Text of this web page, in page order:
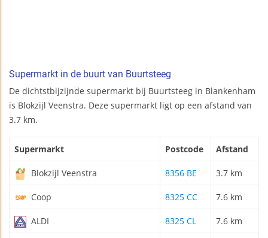
Supermarkt in de buurt van Buurtsteeg
De dichtstbijzijnde supermarkt bij Buurtsteeg in Blankenham
is Blokzijl Veenstra. Deze supermarkt ligt op een afstand van
3.7 km.
Supermarkt Postcode Afstand
Blokzijl Veenstra 8356 BE 3.7 km
Coop 8325 CC 7.6 km
ALDI 8325 CL 7.6 km